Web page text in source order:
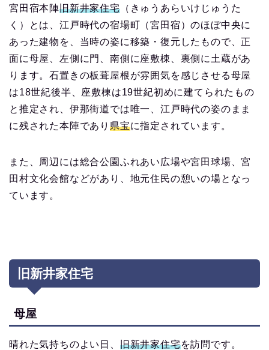
宮田宿本陣旧新井家住宅（きゅうあらいけじゅうた
く）とは、江戸時代の宿場町（宮田宿）のほぼ中央に
あった建物を、当時の姿に移築・復元したもので、正
面に母屋、左側に門、南側に座敷棟、裏側に土蔵があ
ります。石置きの板葺屋根が雰囲気を感じさせる母屋
は18世紀後半、座敷棟は19世紀初めに建てられたもの
と推定され、伊那街道では唯一、江戸時代の姿のまま
に残された本陣であり 県宝に指定されています。
また、周辺には総合公園ふれあい広場や宮田球場、宮
田村文化会館などがあり、地元住民の憩いの場となっ
ています。
旧新井家住宅
母屋
晴れた気持ちのよい日、 旧新井家住宅を訪問です。